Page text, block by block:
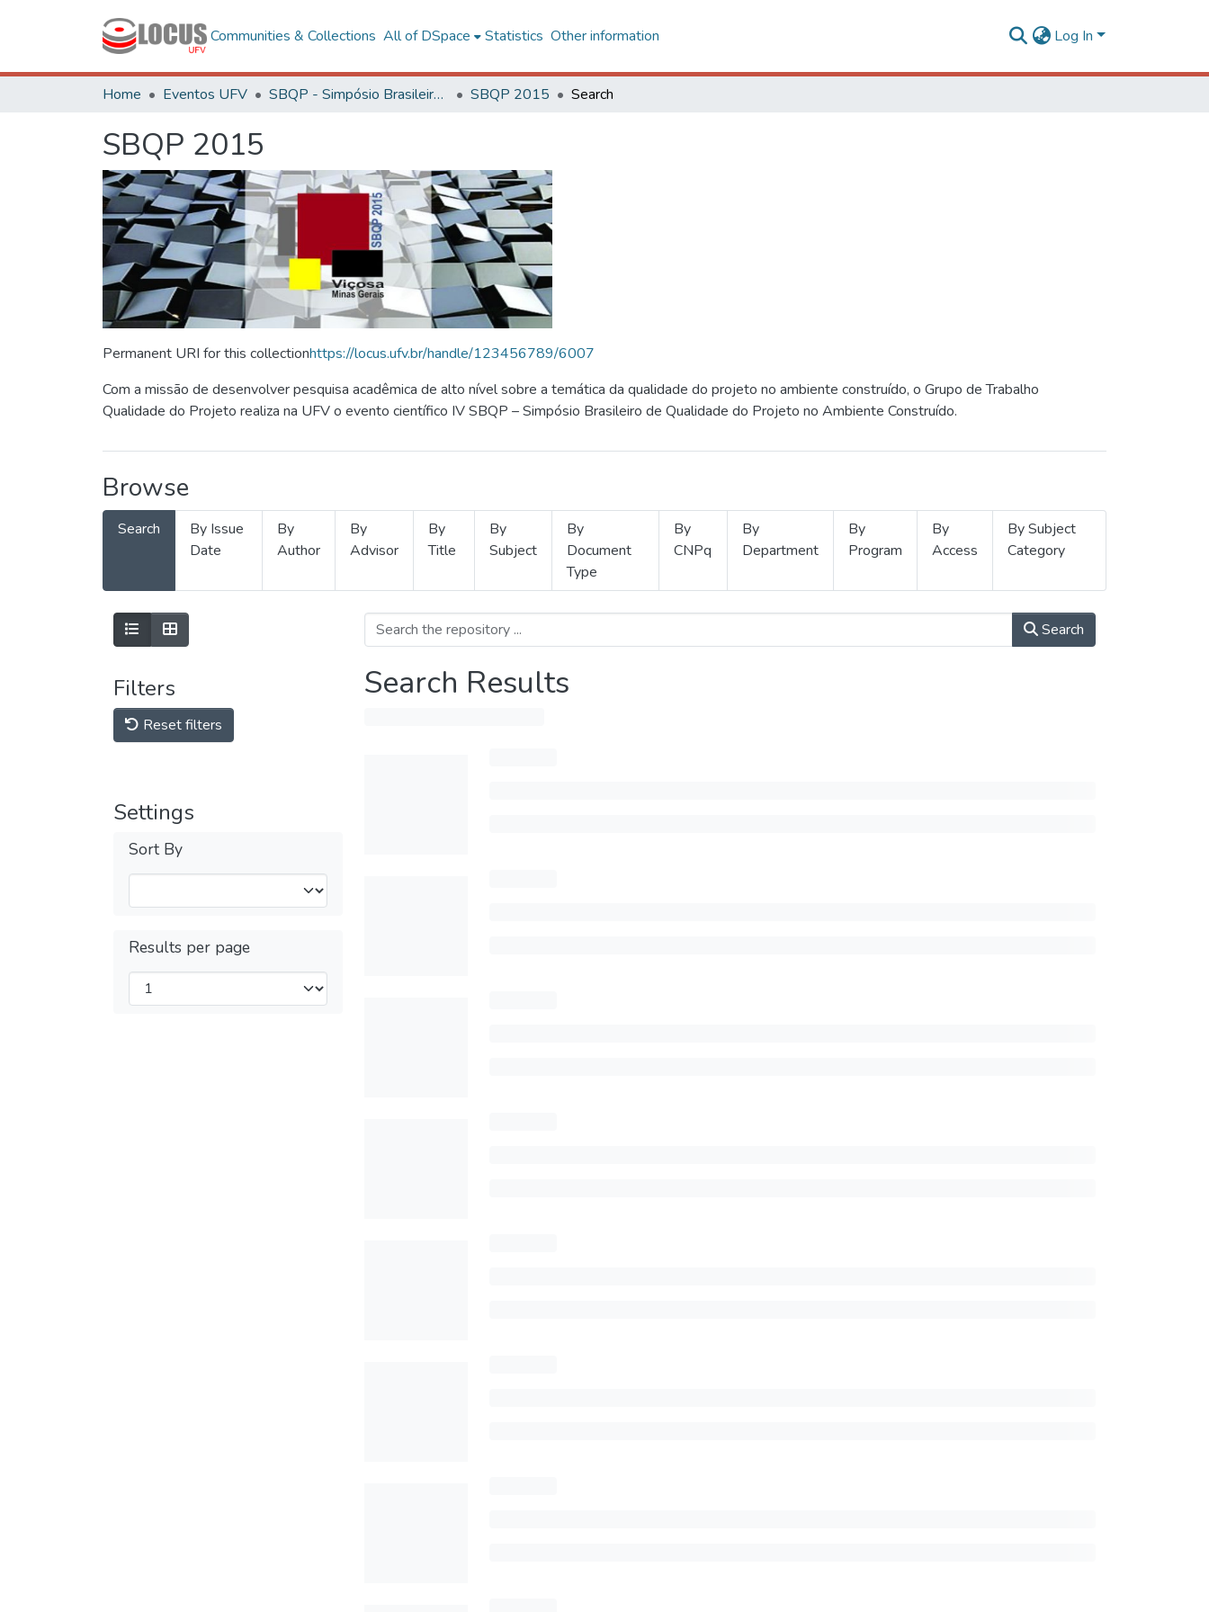
Communities & Collections All of DSpace Statistics Other information Log In
Home Eventos UFV SBQP - Simpósio Brasileiro de Qualidade do Projeto no Ambiente Construído SBQP 2015 Search
SBQP 2015
Permanent URI for this collectionhttps://locus.ufv.br/handle/123456789/6007
Com a missão de desenvolver pesquisa acadêmica de alto nível sobre a temática da qualidade do projeto no ambiente construído, o Grupo de Trabalho
Qualidade do Projeto realiza na UFV o evento científico IV SBQP – Simpósio Brasileiro de Qualidade do Projeto no Ambiente Construído.
Browse
Search
By Issue
Date
By
Author
By
Advisor
By
Title
By
Subject
By
Document
Type
By
CNPq
By
Department
By
Program
By
Access
By Subject
Category
Filters
Reset filters
Settings
Sort By
Results per page
Search
Search Results